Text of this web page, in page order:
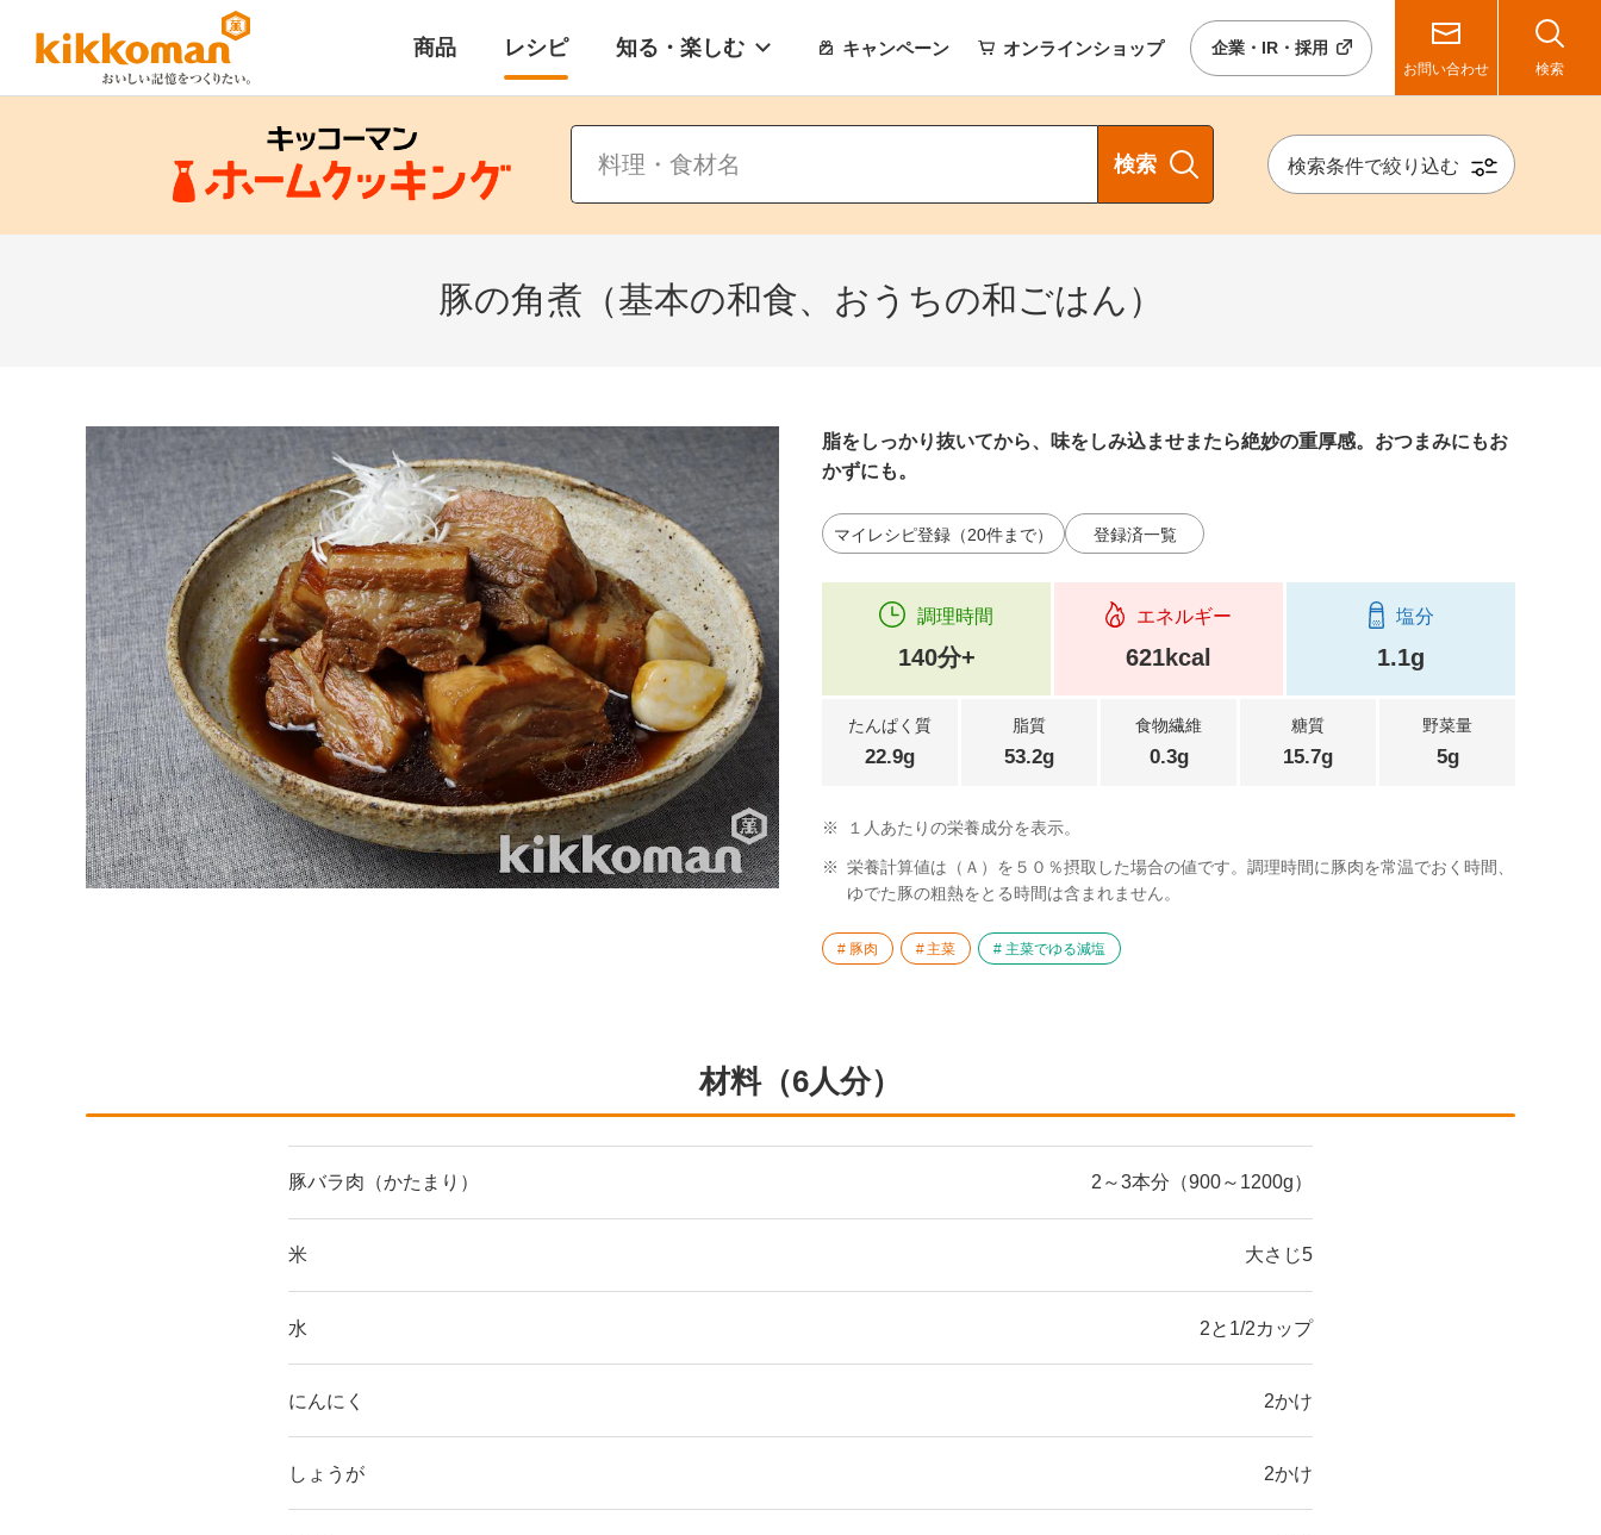
商品 レシピ 知る・楽しむ キャンペーン オンラインショップ 企業・IR・採用
お問い合わせ 検索
検索 検索条件で絞り込む
豚の角煮（基本の和食、おうちの和ごはん）
脂をしっかり抜いてから、味をしみ込ませまたら絶妙の重厚感。おつまみにもお
かずにも。
マイレシピ登録（20件まで） 登録済一覧
調理時間
140分+
エネルギー
621kcal
塩分
1.1g
たんぱく質
22.9g
脂質
53.2g
食物繊維
0.3g
糖質
15.7g
野菜量
5g
※ １人あたりの栄養成分を表示。
※ 栄養計算値は（Ａ）を５０％摂取した場合の値です。調理時間に豚肉を常温でおく時間、
ゆでた豚の粗熱をとる時間は含まれません。
豚肉 主菜 主菜でゆる減塩
材料（6人分）
豚バラ肉（かたまり） 2～3本分（900～1200g）
米 大さじ5
水 2と1/2カップ
にんにく 2かけ
しょうが 2かけ